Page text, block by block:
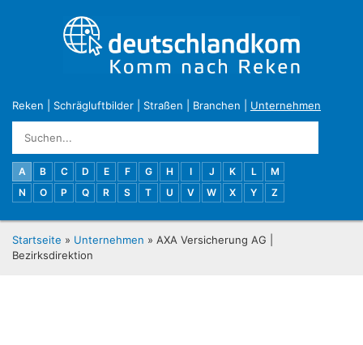
Reken Schrägluftbilder Straßen Branchen Unternehmen
A B C D E F G H I J K L
M
N
O P Q R S T U V W X Y Z
Startseite » Unternehmen » AXA Versicherung AG |
Bezirksdirektion